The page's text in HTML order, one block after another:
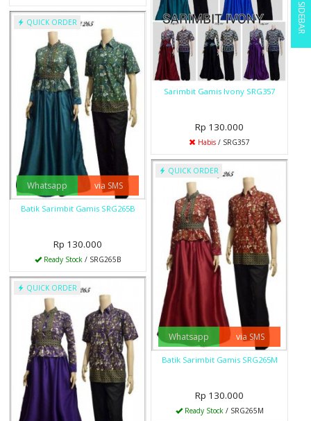
Sarimbit Gamis Ivony SRG357
Rp 130.000
Habis / SRG357
QUICK ORDER
Whatsapp via SMS
Batik Sarimbit Gamis SRG265B
Rp 130.000
Ready Stock / SRG265B
QUICK ORDER
Whatsapp via SMS
Batik Sarimbit Gamis SRG265M
Rp 130.000
Ready Stock/ SRG265M
QUICK ORDER
SIDEBAR